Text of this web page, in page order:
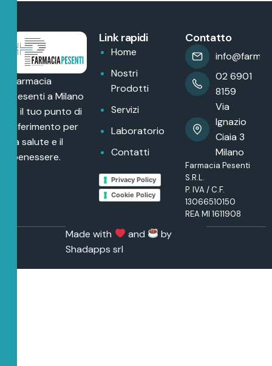
Farmacia
Pesenti a Milano
è il tuo punto di
riferimento per
la salute e il
benessere.
Link rapidi
Home
Nostri
Prodotti
Servizi
Laboratorio
Contatti
Privacy Policy
Cookie Policy
Contatto
02 6901
8159
Via
Ignazio
Ciaia 3
Milano
Farmacia Pesenti
S.R.L.
P. IVA / C.F.
13066510150
REA MI 1611908
Made with and
by
Shadapps srl